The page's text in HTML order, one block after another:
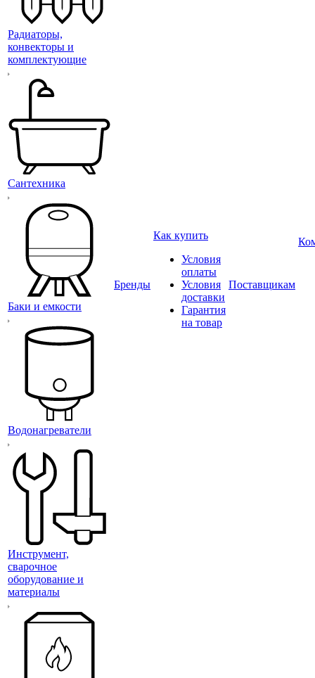
Радиаторы,
конвекторы и
комплектующие
Сантехника
Баки и емкости
Водонагреватели
Инструмент,
сварочное
оборудование и
материалы
Бренды
Как купить
Условия
оплаты
Условия
доставки
Гарантия
на товар
Поставщикам